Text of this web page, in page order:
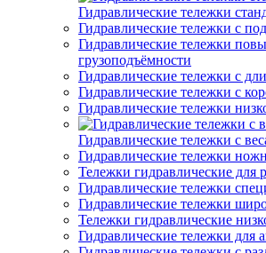
Гидравлические тележки
Гидравлические тележки с
Гидравлические тележки
грузоподъёмности
Гидравлические тележки с
Гидравлические тележки с
Гидравлические тележки
Гидравлические тележки с
Гидравлические тележки
Тележки гидравлические для
Гидравлические тележки
Гидравлические тележки
Тележки гидравлические
Гидравлические тележки для